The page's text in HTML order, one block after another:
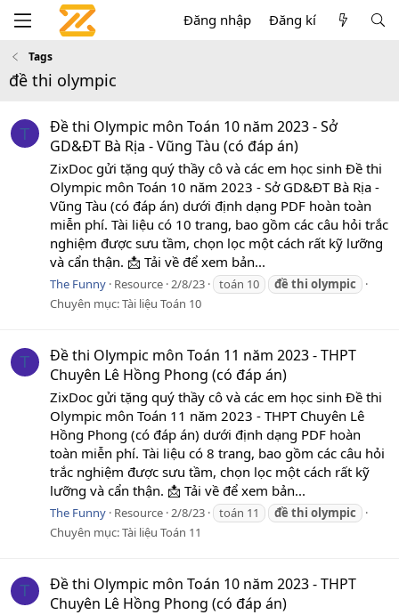
Đăng nhập Đăng kí
Tags
đề thi olympic
T
Đề thi Olympic môn Toán 10 năm 2023 - Sở
GD&ĐT Bà Rịa - Vũng Tàu (có đáp án)
ZixDoc gửi tặng quý thầy cô và các em học sinh Đề thi
Olympic môn Toán 10 năm 2023 - Sở GD&ĐT Bà Rịa -
Vũng Tàu (có đáp án) dưới định dạng PDF hoàn toàn
miễn phí. Tài liệu có 10 trang, bao gồm các câu hỏi trắc
nghiệm được sưu tầm, chọn lọc một cách rất kỹ lưỡng
và cẩn thận. 📩 Tải về để xem bản...
The Funny Resource 2/8/23 toán 10 đề thi olympic
Chuyên mục:Tài liệu Toán 10
T
Đề thi Olympic môn Toán 11 năm 2023 - THPT
Chuyên Lê Hồng Phong (có đáp án)
ZixDoc gửi tặng quý thầy cô và các em học sinh Đề thi
Olympic môn Toán 11 năm 2023 - THPT Chuyên Lê
Hồng Phong (có đáp án) dưới định dạng PDF hoàn
toàn miễn phí. Tài liệu có 8 trang, bao gồm các câu hỏi
trắc nghiệm được sưu tầm, chọn lọc một cách rất kỹ
lưỡng và cẩn thận. 📩 Tải về để xem bản...
The Funny Resource 2/8/23 toán 11 đề thi olympic
Chuyên mục:Tài liệu Toán 11
T
Đề thi Olympic môn Toán 10 năm 2023 - THPT
Chuyên Lê Hồng Phong (có đáp án)